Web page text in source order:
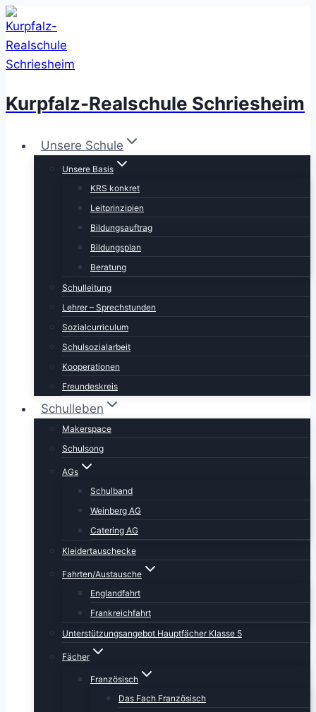
Zum
Inhalt
springen
Kurpfalz-Realschule Schriesheim
Unsere Schule
Unsere Basis
KRS konkret
Leitprinzipien
Bildungsauftrag
Bildungsplan
Beratung
Schulleitung
Lehrer – Sprechstunden
Sozialcurriculum
Schulsozialarbeit
Kooperationen
Freundeskreis
Schulleben
Makerspace
Schulsong
AGs
Schulband
Weinberg AG
Catering AG
Kleidertauschecke
Fahrten/Austausche
Englandfahrt
Frankreichfahrt
Unterstützungsangebot Hauptfächer Klasse 5
Fächer
Französisch
Das Fach Französisch